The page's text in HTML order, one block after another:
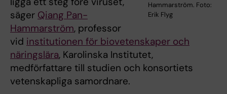
Hammarström. Foto:
Erik Flyg
säger Qiang Pan-
Hammarström, professor
vid institutionen för biovetenskaper och
näringslära, Karolinska Institutet,
medförfattare till studien och konsortiets
vetenskapliga samordnare.